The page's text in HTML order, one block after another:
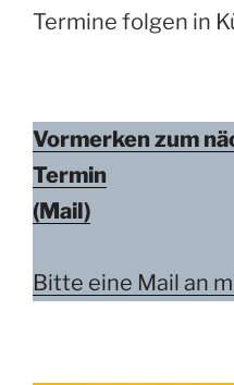
Termine folgen in
Vormerken zum
Termin
(Mail)
Bitte eine Mail an